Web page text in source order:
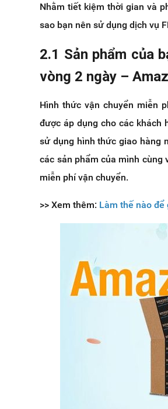
Nhằm tiết kiệm thời gian và
sao bạn nên sử dụng dịch vụ
2.1 Sản phẩm của
vòng 2 ngày –
Hình thức vận chuyển miễn
được áp dụng cho các khách
sử dụng hình thức giao hàng
các sản phẩm của mình cùng
miễn phí vận chuyển.
>> Xem thêm: Làm thế nào để